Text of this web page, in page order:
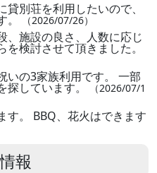
別荘を利用したいので、
。 （2026/07/26）
、施設の良さ、人数に応じ
検討させて頂きました。
いの3家族利用です。 一部
探しています。
（2026/07/1
す。 BBQ、花火はできます
報